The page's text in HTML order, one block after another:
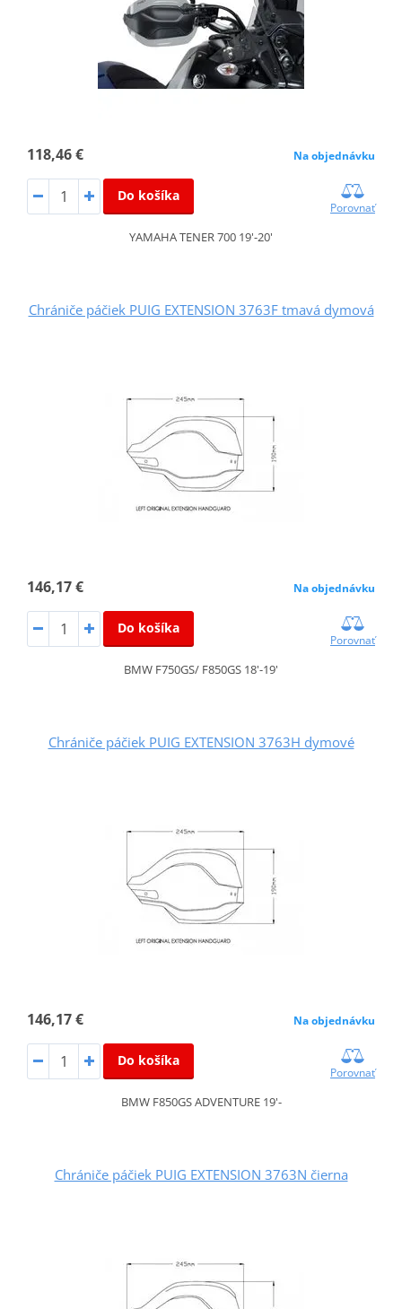
118,46 € Na objednávku
Do košíka
Porovnať
YAMAHA TENER 700 19'-20'
Chrániče páčiek PUIG EXTENSION 3763F tmavá dymová
146,17 € Na objednávku
Do košíka
Porovnať
BMW F750GS/ F850GS 18'-19'
Chrániče páčiek PUIG EXTENSION 3763H dymové
146,17 € Na objednávku
Do košíka
Porovnať
BMW F850GS ADVENTURE 19'-
Chrániče páčiek PUIG EXTENSION 3763N čierna